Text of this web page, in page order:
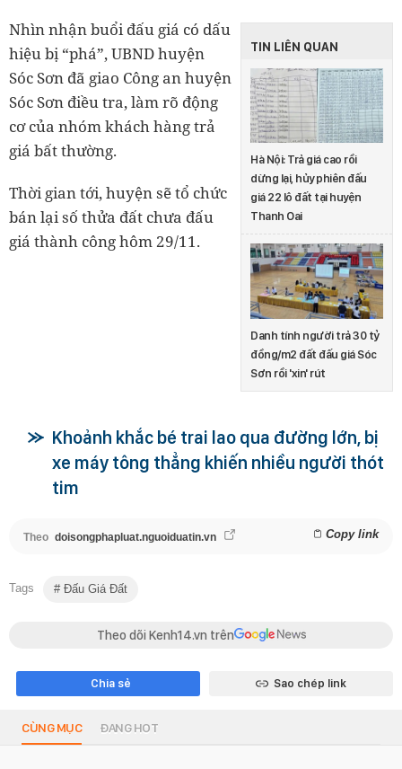
TIN LIÊN QUAN
Hà Nội: Trả giá cao rồi
dừng lại, hủy phiên đấu
giá 22 lô đất tại huyện
Thanh Oai
Danh tính người trả 30 tỷ
đồng/m2 đất đấu giá Sóc
Sơn rồi 'xin' rút
Nhìn nhận buổi đấu giá có dấu
hiệu bị “phá”, UBND huyện
Sóc Sơn đã giao Công an huyện
Sóc Sơn điều tra, làm rõ động
cơ của nhóm khách hàng trả
giá bất thường.
Thời gian tới, huyện sẽ tổ chức
bán lại số thửa đất chưa đấu
giá thành công hôm 29/11.
Khoảnh khắc bé trai lao qua đường lớn, bị
xe máy tông thẳng khiến nhiều người thót
tim
Theo doisongphapluat.nguoiduatin.vn Copy link
Tags Đấu Giá Đất
Theo dõi Kenh14.vn trên
Chia sẻ Sao chép link
CÙNG MỤC ĐANG HOT